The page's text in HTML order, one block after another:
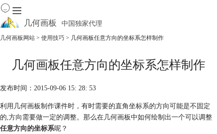
几何画板 中国独家代理
产品
资源中心
软件商城
几何画板网站 > 使用技巧 > 几何画板任意方向的坐标系怎样制作
几何画板任意方向的坐标系怎样制作
发布时间：2015-09-06 15: 28: 53
利用几何画板制作课件时，有时需要的直角坐标系的方向可能是不固定
的,方向需要做一定的调整。那么在几何画板中如何绘制出一个可以调整
任意方向的坐标系呢？